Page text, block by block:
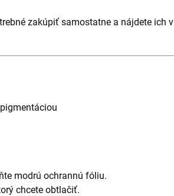
zakúpiť samostatne a nájdete ich v
modrú ochrannú fóliu.
chcete obtlačiť.